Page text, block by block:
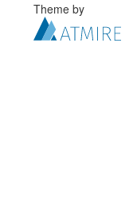
Theme by